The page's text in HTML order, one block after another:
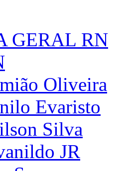
GERAL RN
Oliveira
Evaristo
Silva
JR